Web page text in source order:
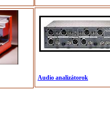
Audio analizátorok